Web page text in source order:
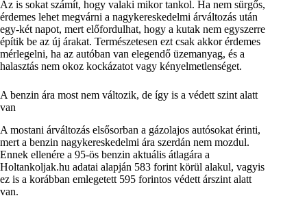
Az is sokat számít, hogy valaki mikor tankol. Ha nem sürgős,
érdemes lehet megvárni a nagykereskedelmi árváltozás után
egy-két napot, mert előfordulhat, hogy a kutak nem egyszerre
építik be az új árakat. Természetesen ezt csak akkor érdemes
mérlegelni, ha az autóban van elegendő üzemanyag, és a
halasztás nem okoz kockázatot vagy kényelmetlenséget.
A benzin ára most nem változik, de így is a védett szint alatt
van
A mostani árváltozás elsősorban a gázolajos autósokat érinti,
mert a benzin nagykereskedelmi ára szerdán nem mozdul.
Ennek ellenére a 95-ös benzin aktuális átlagára a
Holtankoljak.hu adatai alapján 583 forint körül alakul, vagyis
ez is a korábban emlegetett 595 forintos védett árszint alatt
van.